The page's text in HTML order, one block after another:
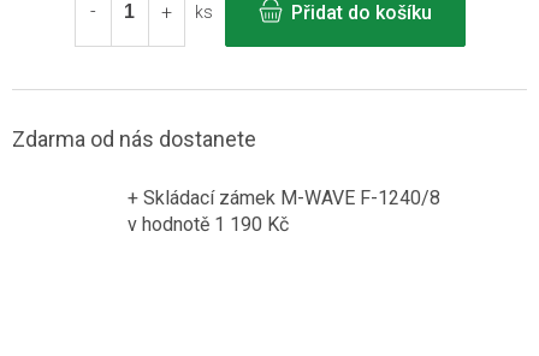
Zdarma od nás dostanete
+ Skládací zámek M-WAVE F-1240/8
v hodnotě 1 190 Kč
ks
Přidat do košíku